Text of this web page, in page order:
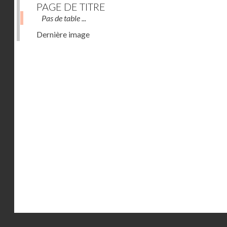
PAGE DE TITRE
Pas de table ...
Dernière image